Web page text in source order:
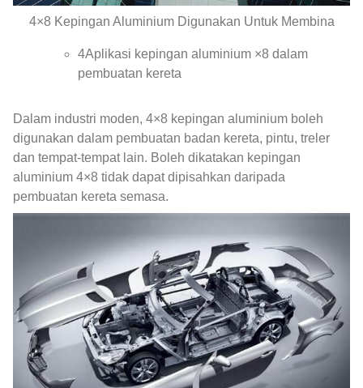
4×8 Kepingan Aluminium Digunakan Untuk Membina
4Aplikasi kepingan aluminium ×8 dalam
pembuatan kereta
Dalam industri moden, 4×8 kepingan aluminium boleh
digunakan dalam pembuatan badan kereta, pintu, treler
dan tempat-tempat lain. Boleh dikatakan kepingan
aluminium 4×8 tidak dapat dipisahkan daripada
pembuatan kereta semasa.